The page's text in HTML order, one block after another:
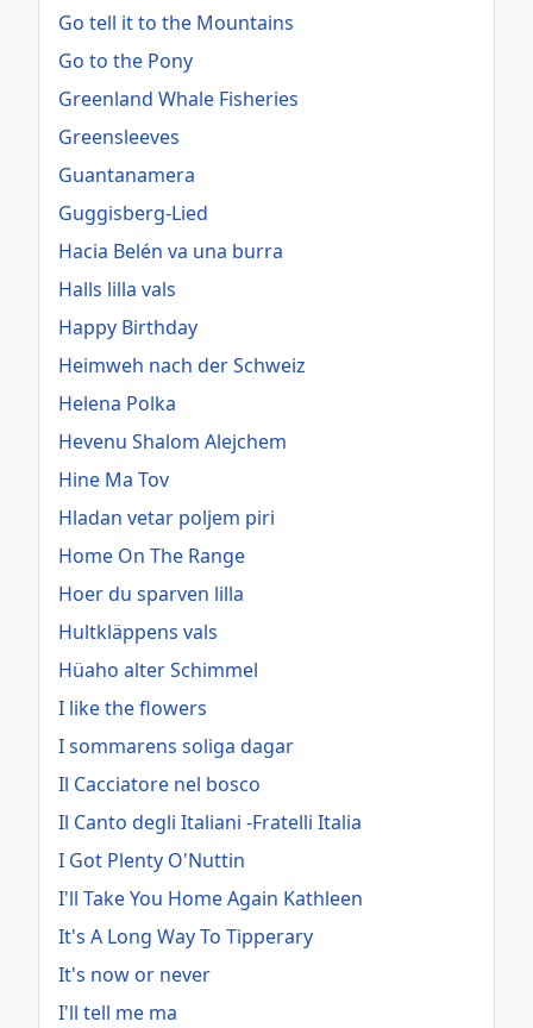
Go tell it to the Mountains
Go to the Pony
Greenland Whale Fisheries
Greensleeves
Guantanamera
Guggisberg-Lied
Hacia Belén va una burra
Halls lilla vals
Happy Birthday
Heimweh nach der Schweiz
Helena Polka
Hevenu Shalom Alejchem
Hine Ma Tov
Hladan vetar poljem piri
Home On The Range
Hoer du sparven lilla
Hultkläppens vals
Hüaho alter Schimmel
I like the flowers
I sommarens soliga dagar
Il Cacciatore nel bosco
Il Canto degli Italiani -Fratelli Italia
I Got Plenty O'Nuttin
I'll Take You Home Again Kathleen
It's A Long Way To Tipperary
It's now or never
I'll tell me ma